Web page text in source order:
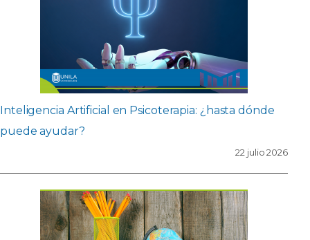
Inteligencia Artificial en Psicoterapia: ¿hasta dónde
puede ayudar?
22 julio 2026